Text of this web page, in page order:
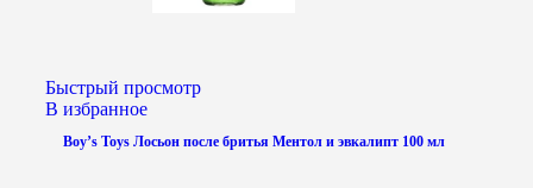
Быстрый просмотр
В избранное
Boy’s Toys Лосьон после бритья Ментол и эвкалипт 100 мл